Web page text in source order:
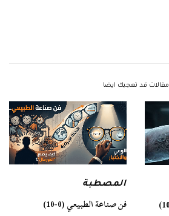
مقالات قد تعجبك ايضا
المصطبة
فن صناعة الطبيعي (0-10)